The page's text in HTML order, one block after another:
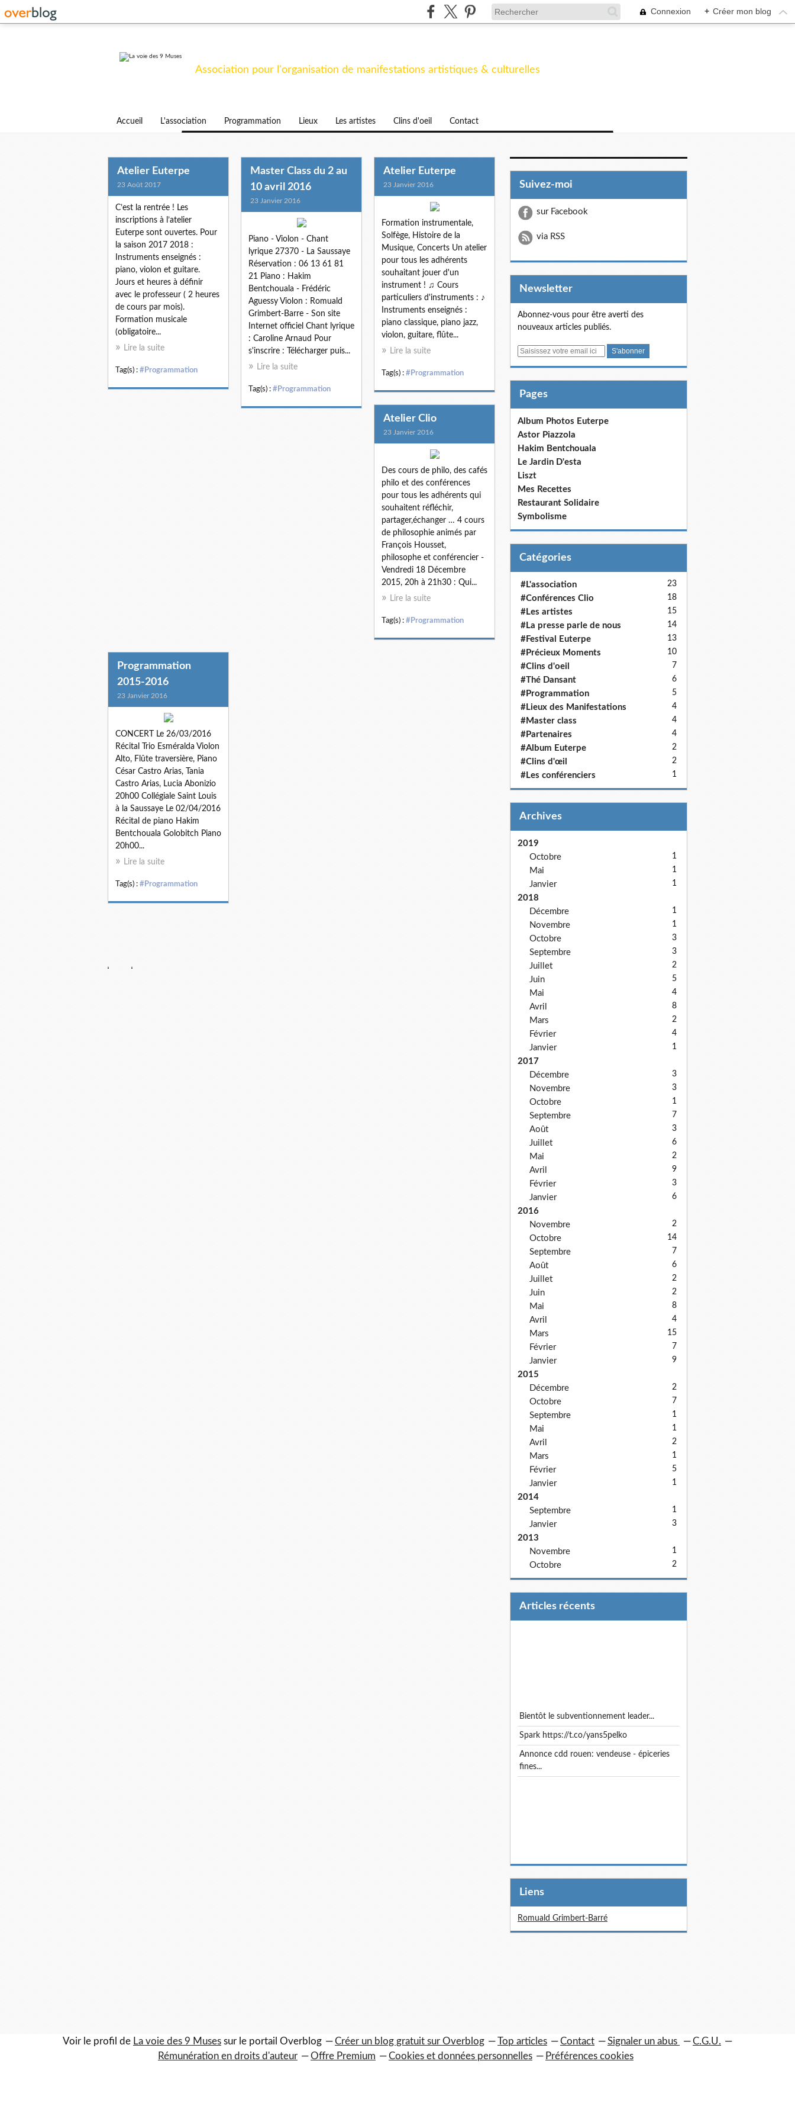
Connexion + Créer mon blog
Association pour l'organisation de manifestations artistiques & culturelles
Accueil L'association Programmation Lieux Les artistes Clins d'oeil Contact
Atelier Euterpe
23 Août 2017
C’est la rentrée ! Les
inscriptions à l’atelier
Euterpe sont ouvertes. Pour
la saison 2017 2018 :
Instruments enseignés :
piano, violon et guitare.
Jours et heures à définir
avec le professeur ( 2 heures
de cours par mois).
Formation musicale
(obligatoire...
Lire la suite
Tag(s) : #Programmation
Master Class du 2 au
10 avril 2016
23 Janvier 2016
Piano - Violon - Chant
lyrique 27370 - La Saussaye
Réservation : 06 13 61 81
21 Piano : Hakim
Bentchouala - Frédéric
Aguessy Violon : Romuald
Grimbert-Barre - Son site
Internet officiel Chant lyrique
: Caroline Arnaud Pour
s'inscrire : Télécharger puis...
Lire la suite
Tag(s) : #Programmation
Atelier Euterpe
23 Janvier 2016
Formation instrumentale,
Solfège, Histoire de la
Musique, Concerts Un atelier
pour tous les adhérents
souhaitant jouer d'un
instrument ! ♫ Cours
particuliers d'instruments : ♪
Instruments enseignés :
piano classique, piano jazz,
violon, guitare, flûte...
Lire la suite
Tag(s) : #Programmation
Atelier Clio
23 Janvier 2016
Des cours de philo, des cafés
philo et des conférences
pour tous les adhérents qui
souhaitent réfléchir,
partager,échanger … 4 cours
de philosophie animés par
François Housset,
philosophe et conférencier -
Vendredi 18 Décembre
2015, 20h à 21h30 : Qui...
Lire la suite
Tag(s) : #Programmation
Programmation
2015-2016
23 Janvier 2016
CONCERT Le 26/03/2016
Récital Trio Esméralda Violon
Alto, Flûte traversière, Piano
César Castro Arias, Tania
Castro Arias, Lucia Abonizio
20h00 Collégiale Saint Louis
à la Saussaye Le 02/04/2016
Récital de piano Hakim
Bentchouala Golobitch Piano
20h00...
Lire la suite
Tag(s) : #Programmation
Suivez-moi
sur Facebook
via RSS
Newsletter
Abonnez-vous pour être averti des
nouveaux articles publiés.
E
Pages
Album Photos Euterpe
Astor Piazzola
Hakim Bentchouala
Le Jardin D'esta
Liszt
Mes Recettes
Restaurant Solidaire
Symbolisme
Catégories
#L'association 23
#Conférences Clio 18
#Les artistes 15
#La presse parle de nous 14
#Festival Euterpe 13
#Précieux Moments 10
#Clins d'oeil 7
#Thé Dansant 6
#Programmation 5
#Lieux des Manifestations 4
#Master class 4
#Partenaires 4
#Album Euterpe 2
#Clins d'œil 2
#Les conférenciers 1
Archives
2019
Octobre
1
Mai 1
Janvier 1
2018
Décembre
1
Novembre 1
Octobre 3
Septembre 3
Juillet 2
Juin 5
Mai 4
Avril 8
Mars 2
Février 4
Janvier 1
2017
Décembre
3
Novembre 3
Octobre 1
Septembre 7
Août 3
Juillet 6
Mai 2
Avril 9
Février 3
Janvier 6
2016
Novembre
2
Octobre 14
Septembre 7
Août 6
Juillet 2
Juin 2
Mai 8
Avril 4
Mars 15
Février 7
Janvier 9
2015
Décembre
2
Octobre 7
Septembre 1
Mai 1
Avril 2
Mars 1
Février 5
Janvier 1
2014
Septembre
1
Janvier 3
2013
Novembre
1
Octobre 2
articles récents
bientôt le subventionnement leader...
spark https://t.co/yans5pelko
annonce cdd rouen: vendeuse - épiceries
fines...
Liens
Romuald Grimbert-Barré
Voir le profil de La voie des 9 Muses sur le portail Overblog Créer un blog gratuit sur Overblog Top articles Contact Signaler un abus
C.G.U.
Rémunération en droits d'auteur
Offre Premium Cookies et données personnelles Préférences cookies